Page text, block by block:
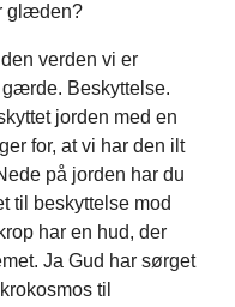
glæden?
verden vi er
Beskyttelse.
jorden med en
for, at vi har den ilt
på jorden har du
til beskyttelse mod
har en hud, der
Ja Gud har sørget
til